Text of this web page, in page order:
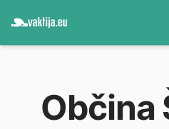
Občina